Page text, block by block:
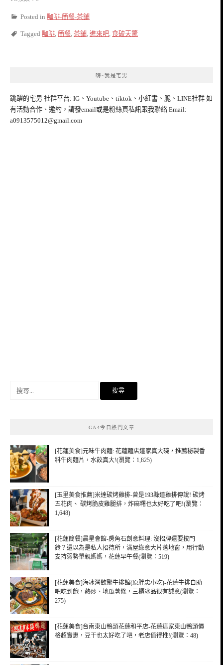
Posted in 咖啡-簡餐-茶鋪
Tagged 咖啡 簡餐 茶鋪 進來吧 食破天驚
嗨~我是宅男
跳躍的宅男 社群平台: IG、Youtube、tiktok、小紅書、脆、LINE社群 如
有活動合作、邀約，請發email或是粉絲頁私訊跟我聯絡 Email:
a0913575012@gmail.com
GA4今日熱門文章
[花蓮美食]元味牛肉麵: 花蓮麵店這家真大碗，推薦秘製香
料牛肉麵片，水餃真大!(瀏覽：1,825)
[玉里美食推薦]米達碳烤雞排-曾是193縣道雞排傳說! 碳烤
五花肉、 碳烤脆皮雞腿排，炸麻糬也太好吃了吧!(瀏覽：
1,648)
[花蓮簡餐]晨星會館-房角石創意料理: 沒招牌還要按門
鈴？還以為是私人招待所，滿屋綠意大片落地窗，用行動
支持弱勢單親媽媽，花蓮早午餐(瀏覽：519)
[花蓮美食]海冰灣歡聚牛排館(原胖忠小吃)-花蓮牛排自助
吧吃到飽，熱炒、地瓜薯條，三櫃冰品很有誠意(瀏覽：
275)
[花蓮美食]台南東山鴨頭花蓮和平店-花蓮這家東山鴨頭價
格超實惠，豆干也太好吃了吧，老店值得推!(瀏覽：48)